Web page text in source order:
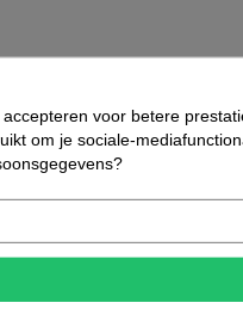
voor betere
om je sociale-